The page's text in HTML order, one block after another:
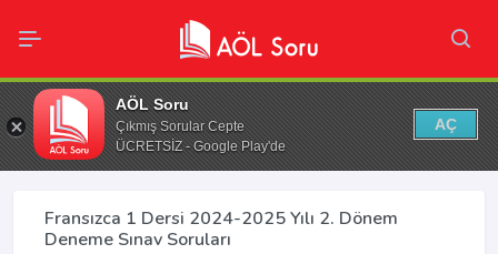
AÖL Soru
Çıkmış Sorular Cepte
ÜCRETSİZ - Google Play'de
AÇ
Fransızca 1 Dersi 2024-2025 Yılı 2. Dönem
Deneme Sınav Soruları